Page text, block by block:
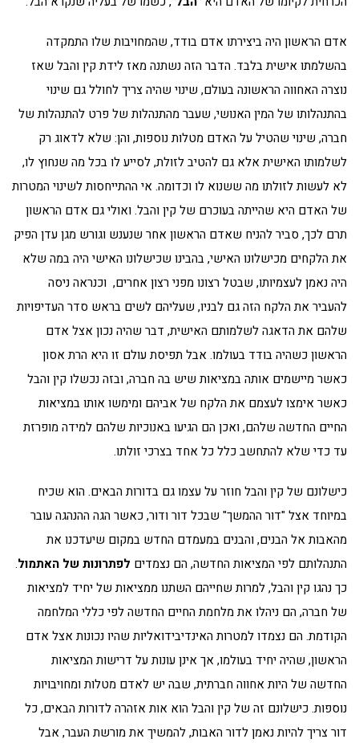
אדם הראשון היה ביצירתו אדם בודד, שהמחויבות שלו התמקדה
בהשלמתו אישית בלבד. הדבר הזה נשתנה מאז לידת קין והבל שאז
נוצרה האחווה הראשונה בעולם, שינוי שהיה צריך לחולל גם שינוי
בהתנהלותו של המין האנושי, שעבר מהתנהלות של פרט להתנהלות של
חברה, שינוי שהטיל על האדם מטלות נוספות, והן: שלא לדאוג רק
לשלמותו האישית אלא גם להטיב לזולת, לסייע לו בכל מה שנחוץ לו,
לא לעשות לזולתו מה ששנוא לו וכדומה. אי ההתייחסות לשינוי המטרות
של האדם היא שהייתה בעוכרם של קין והבל. ואולי גם אדם הראשון
תרם לכך, סביר להניח שאדם הראשון אחר שנענש וגורש מגן עדן הפיק
את הלקחים מכישלונו האישי, בהבינו שכישלונו האישי היה במה שלא
היה נאמן לעצמיותו, שבטל רצונו מפני רצון אחרים, וכנראה ניסה
להעביר את הלקח הזה גם לבניו, שעליהם לשים בראש סדר העדיפויות
שלהם את הדאגה לשלמותם האישית, דבר שהיה נכון אצל אדם
הראשון כשהיה בודד בעולמו. אבל תפיסת עולם זו היא הרת אסון
כאשר מיישמים אותה במציאות שיש בה חברה, ובזה נכשלו קין והבל
כאשר אימצו לעצמם את הלקח של אביהם ומימשו אותו במציאות
החיים החדשה שלהם, ואכן הם הגיעו באנוכיות שלהם למידה מופרזת
עד כדי שלא להתחשב כלל כל אחד בצרכי זולתו.
כישלונם של קין והבל חוזר על עצמו גם בדורות הבאים. הוא שכיח
במיוחד אצל "דור ההמשך" שבכל דור ודור, כאשר הגה ההנהגה עובר
מהאבות אל הבנים, והבנים במעמדם החדש במקום שיעדכנו את
התנהלותם לפי המציאות החדשה, הם נצמדים לפתרונות של האתמול.
כך נהגו קין והבל, למרות שחייהם השתנו ממציאות של יחיד למציאות
של חברה, הם ניהלו את מלחמת החיים החדשה לפי כללי המלחמה
הקודמת. הם נצמדו למטרות האינדיבידואליות שהיו נכונות אצל אדם
הראשון, שהיה יחיד בעולמו, אך אינן עונות על דרישות המציאות
החדשה של היות אחווה חברתית, שבה יש לאדם מטלות ומחויבויות
נוספות. כישלונם זה של קין והבל הוא אות אזהרה לדורות הבאים, כל
דור צריך להיות נאמן לדור האבות, להמשיך את מורשת העבר, אבל